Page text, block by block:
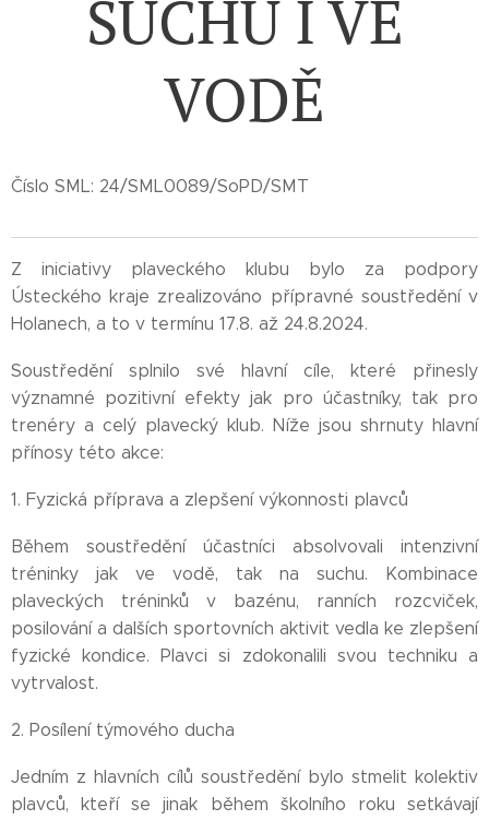
SUCHU I VE
VODĚ
Číslo SML: 24/SML0089/SoPD/SMT
Z iniciativy plaveckého klubu bylo za podpory
Ústeckého kraje zrealizováno přípravné soustředění v
Holanech, a to v termínu 17.8. až 24.8.2024.
Soustředění splnilo své hlavní cíle, které přinesly
významné pozitivní efekty jak pro účastníky, tak pro
trenéry a celý plavecký klub. Níže jsou shrnuty hlavní
přínosy této akce:
1. Fyzická příprava a zlepšení výkonnosti plavců
Během soustředění účastníci absolvovali intenzivní
tréninky jak ve vodě, tak na suchu. Kombinace
plaveckých tréninků v bazénu, ranních rozcviček,
posilování a dalších sportovních aktivit vedla ke zlepšení
fyzické kondice. Plavci si zdokonalili svou techniku a
vytrvalost.
2. Posílení týmového ducha
Jedním z hlavních cílů soustředění bylo stmelit kolektiv
plavců, kteří se jinak během školního roku setkávají